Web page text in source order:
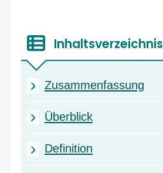
Inhaltsverzeichnis
Zusammenfassung
Überblick
Definition